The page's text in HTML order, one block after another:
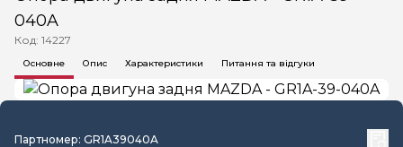
040A
Код: 14227
Основне Опис Характеристики Питання та відгуки
Партномер: GR1A39040A